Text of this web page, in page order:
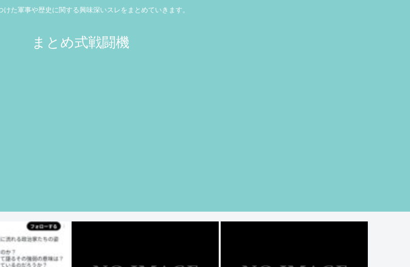
けた軍事や歴史に関する興味深いスレをまとめていきます。
まとめ式戦闘機